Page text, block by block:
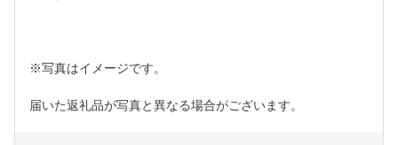
※写真はイメージです。
届いた返礼品が写真と異なる場合がございます。